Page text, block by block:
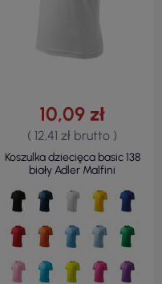
10,09 zł
( 12,41 zł brutto )
Koszulka dziecięca basic 138
biały Adler Malfini